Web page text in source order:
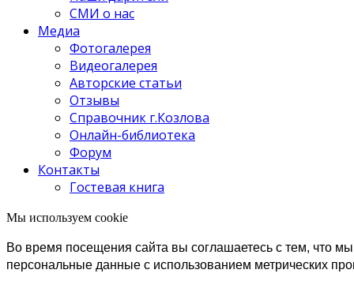
СМИ о нас
Медиа
Фотогалерея
Видеогалерея
Авторские статьи
Отзывы
Справочник г.Козлова
Онлайн-библиотека
Форум
Контакты
Гостевая книга
Мы используем cookie
Во время посещения сайта вы соглашаетесь с тем, что
персональные данные с использованием метрических